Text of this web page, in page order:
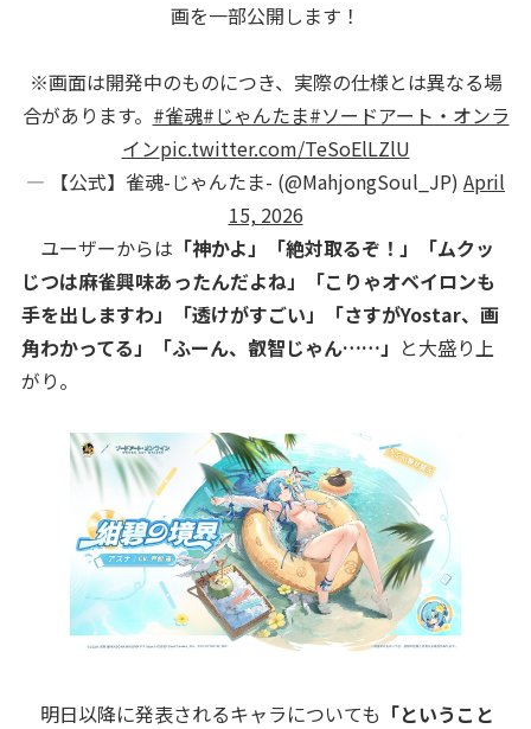
画を一部公開します！
※画面は開発中のものにつき、実際の仕様とは異なる場
合があります。 #雀魂#じゃんたま#ソードアート・オンラ
インpic.twitter.com/TeSoElLZlU
— 【公式】雀魂-じゃんたま- (@MahjongSoul_JP) April
15, 2026
ユーザーからは 「神かよ」「絶対取るぞ！」「ムクッ
じつは麻雀興味あったんだよね」「こりゃオベイロンも
手を出しますわ」「透けがすごい」「さすがYostar、画
角わかってる」「ふーん、叡智じゃん……」 と大盛り上
がり。
明日以降に発表されるキャラについても 「ということ